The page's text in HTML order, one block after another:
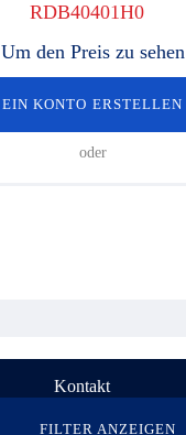
FILTER ANZEIGEN
RDB40401H0
Um den Preis zu sehen
EIN KONTO ERSTELLEN
oder
Kontakt